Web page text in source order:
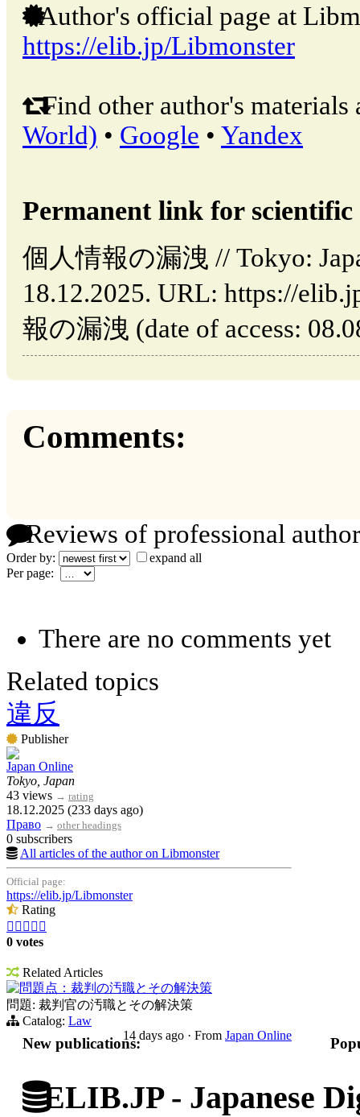
Author's official page at
https://elib.jp/Libmonster
Find other author's materials
World) • Google • Yandex
Permanent link for
個人情報の漏洩 // Tokyo:
18.12.2025. URL: https://
報の漏洩 (date of access:
Comments:
Reviews of professional
Order by:
expand all
Per page:
There are no comments yet
Related topics
違反
Publisher
Japan Online
Tokyo, Japan
43 views → rating
18.12.2025 (233 days ago)
Право → other headings
0 subscribers
All articles of the author on Libmonster
Official page:
https://elib.jp/Libmonster
Rating
    
0 votes
Related Articles
問題点：裁判の汚職とその解決策
問題: 裁判官の汚職とその解決策
Catalog: Law
14 days ago · From Japan Online
New publications:
ELIB.JP - Japanese